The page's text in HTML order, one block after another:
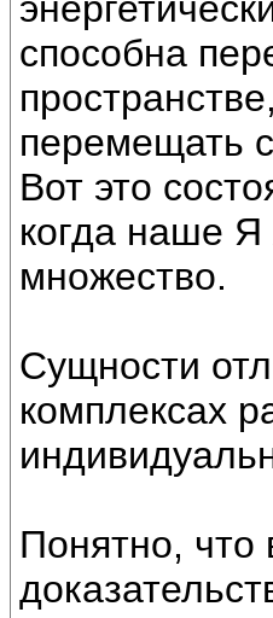
способна
перемещать
Вот это
когда наше Я
множество.
Сущности
комплексах
Понятно, что